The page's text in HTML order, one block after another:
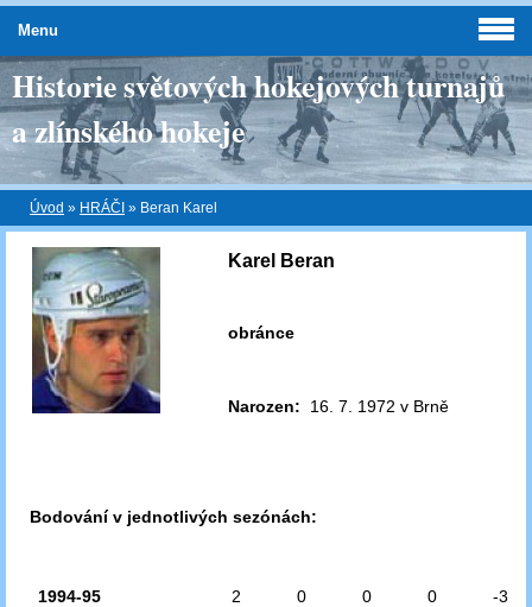
Historie světových hokejových turnajů
a zlínského hokeje
Úvod » HRÁČI » Beran Karel
Karel Beran
obránce
Narozen: 16. 7. 1972 v Brně
Bodování v jednotlivých sezónách:
1994-95 2 0 0 0 -3
Menu